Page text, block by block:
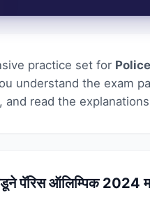
practice set for
understand the exam
and read the
पॅरिस ऑलिम्पिक 2024